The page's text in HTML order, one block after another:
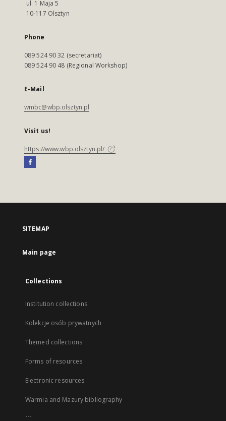
ul. 1 Maja 5
10-117 Olsztyn
Phone
089 524 90 32 (secretariat)
089 524 90 48 (Regional Workshop)
E-Mail
wmbc@wbp.olsztyn.pl
Visit us!
https://www.wbp.olsztyn.pl/
SITEMAP
Main page
Collections
Institution collections
Kolekcje osób prywatnych
Themed collections
Forms of resources
Electronic resources
Warmia and Mazury bibliography
...